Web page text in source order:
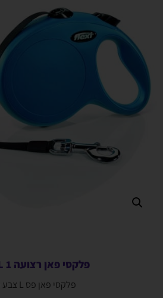
פלקסי פאן רצועה L 1 יחידה
פלקסי פאן פס L צבע כחול